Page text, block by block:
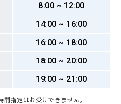
8:00 ~ 12:00
14:00 ~ 16:00
16:00 ~ 18:00
18:00 ~ 20:00
19:00 ~ 21:00
指定はお受けできません。